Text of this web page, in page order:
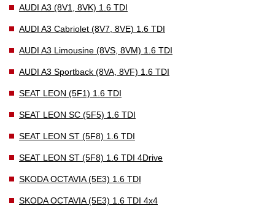
AUDI A3 (8V1, 8VK) 1.6 TDI
AUDI A3 Cabriolet (8V7, 8VE) 1.6 TDI
AUDI A3 Limousine (8VS, 8VM) 1.6 TDI
AUDI A3 Sportback (8VA, 8VF) 1.6 TDI
SEAT LEON (5F1) 1.6 TDI
SEAT LEON SC (5F5) 1.6 TDI
SEAT LEON ST (5F8) 1.6 TDI
SEAT LEON ST (5F8) 1.6 TDI 4Drive
SKODA OCTAVIA (5E3) 1.6 TDI
SKODA OCTAVIA (5E3) 1.6 TDI 4x4